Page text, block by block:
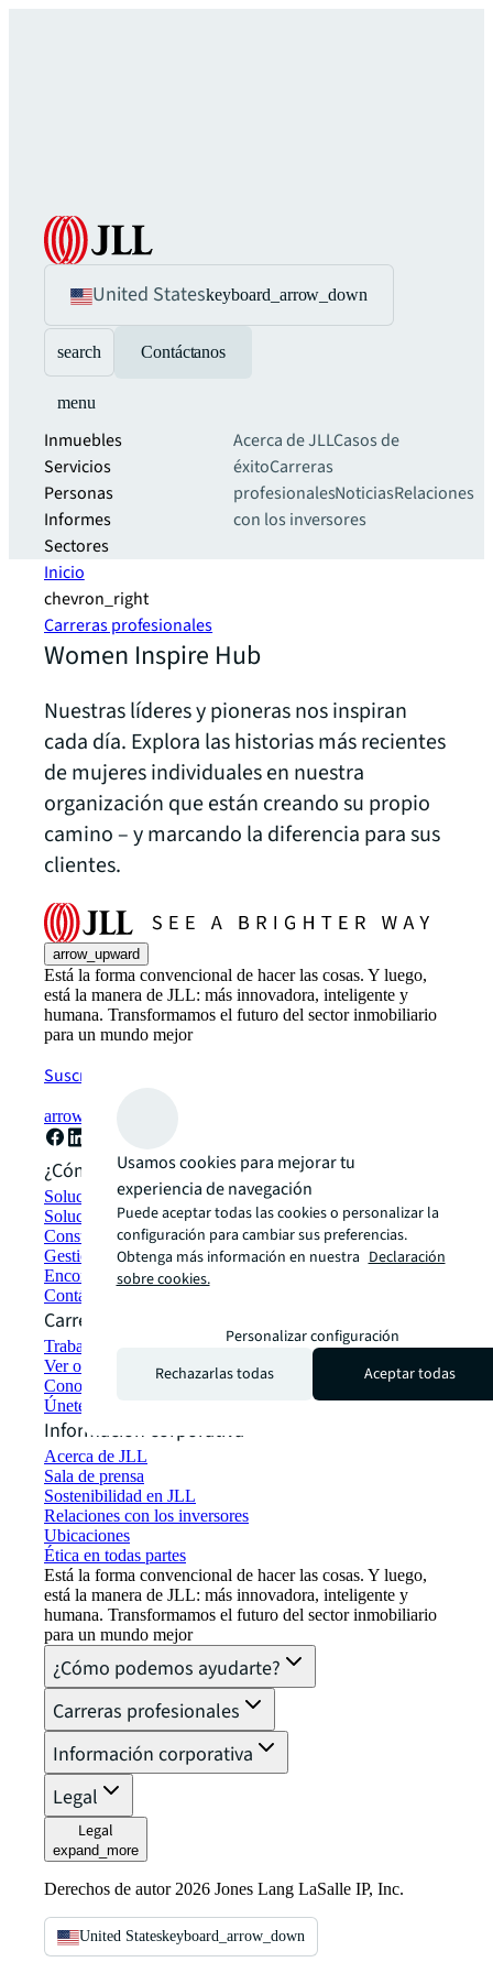
United Stateskeyboard_arrow_down
search Contáctanos
menu
Inmuebles
Servicios
Personas
Informes
Sectores
Acerca de JLLCasos de
éxitoCarreras
profesionalesNoticiasRelaciones
con los inversores
Inicio
chevron_right
Carreras profesionales
Women Inspire Hub
Nuestras líderes y pioneras nos inspiran
cada día. Explora las historias más recientes
de mujeres individuales en nuestra
organización que están creando su propio
camino – y marcando la diferencia para sus
clientes.
arrow_upward
Está la forma convencional de hacer las cosas. Y luego,
está la manera de JLL: más innovadora, inteligente y
humana. Transformamos el futuro del sector inmobiliario
para un mundo mejor
Suscríbete ahora
arrow_forward
¿Cómo podemos ayudarte?
Soluciones de sostenibilidad
Soluciones de espacio de trabajo híbrido
Construcción y alquiler sostenible
Gestión de carteras
Encontrar y alquilar espacios
Contáctanos
Carreras profesionales
Trabajar en JLL
Ver oportunidades de empleo
Conozca a los nuestros
Únete a la red de talento
Información corporativa
Acerca de JLL
Sala de prensa
Sostenibilidad en JLL
Relaciones con los inversores
Ubicaciones
Ética en todas partes
Está la forma convencional de hacer las cosas. Y luego,
está la manera de JLL: más innovadora, inteligente y
humana. Transformamos el futuro del sector inmobiliario
para un mundo mejor
¿Cómo podemos ayudarte?
Carreras profesionales
Información corporativa
Legal
Legal
expand_more
Derechos de autor 2026 Jones Lang LaSalle IP, Inc.
United Stateskeyboard_arrow_down
Usamos cookies para mejorar tu
experiencia de navegación
Puede aceptar todas las cookies o personalizar la
configuración para cambiar sus preferencias.
Obtenga más información en nuestra Declaración
sobre cookies.
Personalizar configuración
Rechazarlas todas
Aceptar todas